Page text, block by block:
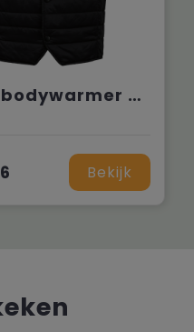
Lichte bodywarmer voor heren
Bekijk